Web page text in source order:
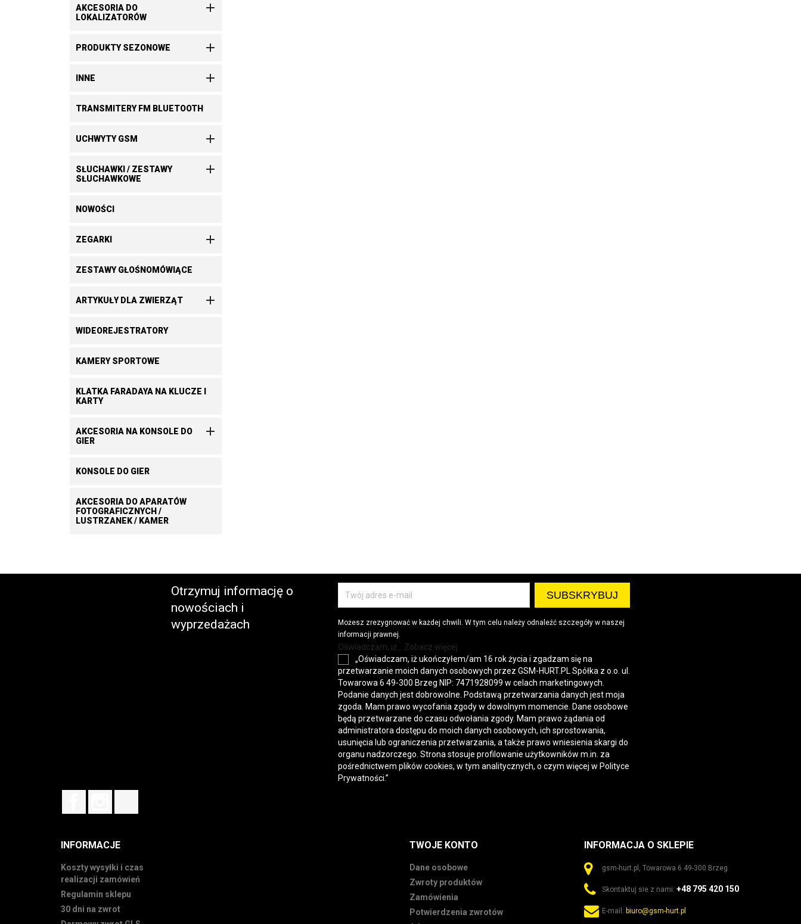
AKCESORIA DO
LOKALIZATORÓW

PRODUKTY SEZONOWE 
INNE 
TRANSMITERY FM BLUETOOTH
UCHWYTY GSM 
SŁUCHAWKI / ZESTAWY
SŁUCHAWKOWE

NOWOŚCI
ZEGARKI 
ZESTAWY GŁOŚNOMÓWIĄCE
ARTYKUŁY DLA ZWIERZĄT 
WIDEOREJESTRATORY
KAMERY SPORTOWE
KLATKA FARADAYA NA KLUCZE I
KARTY
AKCESORIA NA KONSOLE DO
GIER

KONSOLE DO GIER
AKCESORIA DO APARATÓW
FOTOGRAFICZNYCH /
LUSTRZANEK / KAMER
Otrzymuj informację o
nowościach i
wyprzedażach
Możesz zrezygnować w każdej chwili. W tym celu należy odnaleźć szczegóły w naszej
informacji prawnej.
Oświadczam, iż... Zobacz więcej
„Oświadczam, iż ukończyłem/am 16 rok życia i zgadzam się na
przetwarzanie moich danych osobowych przez GSM-HURT.PL Spółka z o.o. ul.
Towarowa 6 49-300 Brzeg NIP: 7471928099 w celach marketingowych.
Podanie danych jest dobrowolne. Podstawą przetwarzania danych jest moja
zgoda. Mam prawo wycofania zgody w dowolnym momencie. Dane osobowe
będą przetwarzane do czasu odwołania zgody. Mam prawo żądania od
administratora dostępu do moich danych osobowych, ich sprostowania,
usunięcia lub ograniczenia przetwarzania, a także prawo wniesienia skargi do
organu nadzorczego. Strona stosuje profilowanie użytkowników m.in. za
pośrednictwem plików cookies, w tym analitycznych, o czym więcej w Polityce
Prywatności.”
INFORMACJE
Koszty wysyłki i czas
realizacji zamówień
Regulamin sklepu
30 dni na zwrot
TWOJE KONTO
Dane osobowe
Zwroty produktów
Zamówienia
Potwierdzenia zwrotów
INFORMACJA O SKLEPIE
gsm-hurt.pl, Towarowa 6 49-300 Brzeg
Skontaktuj sie z nami: +48 795 420 150
E-mail: biuro@gsm-hurt.pl